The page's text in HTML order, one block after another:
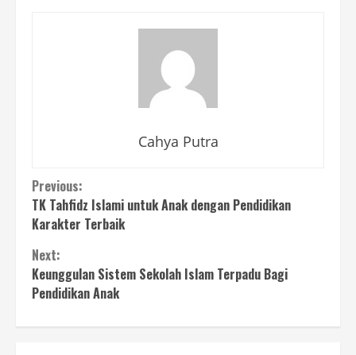
Cahya Putra
Continue
Reading
Previous:
TK Tahfidz Islami untuk Anak dengan Pendidikan
Karakter Terbaik
Next:
Keunggulan Sistem Sekolah Islam Terpadu Bagi
Pendidikan Anak